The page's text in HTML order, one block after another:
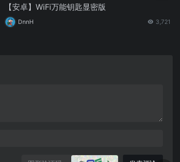
【安卓】WiFi万能钥匙显密版
DnnH 3,721